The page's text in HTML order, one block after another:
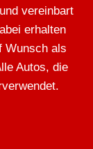
vereinbart
erhalten
Wunsch als
Autos, die